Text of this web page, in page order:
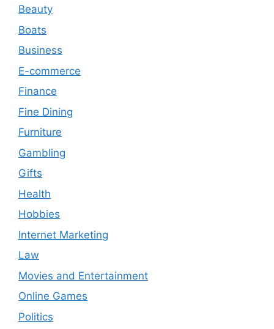
Beauty
Boats
Business
E-commerce
Finance
Fine Dining
Furniture
Gambling
Gifts
Health
Hobbies
Internet Marketing
Law
Movies and Entertainment
Online Games
Politics